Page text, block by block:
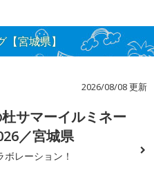
宮城県】
2026/08/08 更新
サマーイルミネー
／宮城県
レーション！